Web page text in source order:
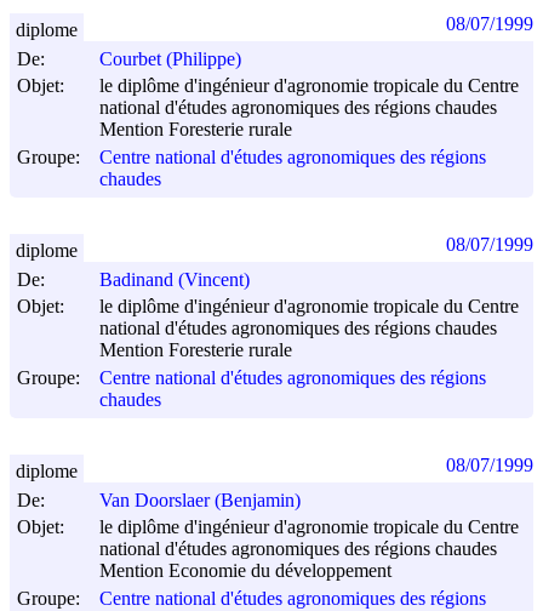
De:
Courbet (Philippe)
Objet:
le diplôme d'ingénieur d'agronomie tropicale du Centre
national d'études agronomiques des régions chaudes
Mention Foresterie rurale
Groupe:
Centre national d'études agronomiques des régions
chaudes
diplome 08/07/1999
De:
Badinand (Vincent)
Objet:
le diplôme d'ingénieur d'agronomie tropicale du Centre
national d'études agronomiques des régions chaudes
Mention Foresterie rurale
Groupe:
Centre national d'études agronomiques des régions
chaudes
diplome 08/07/1999
De:
Van Doorslaer (Benjamin)
Objet:
le diplôme d'ingénieur d'agronomie tropicale du Centre
national d'études agronomiques des régions chaudes
Mention Economie du développement
Groupe:
Centre national d'études agronomiques des régions
diplome 08/07/1999